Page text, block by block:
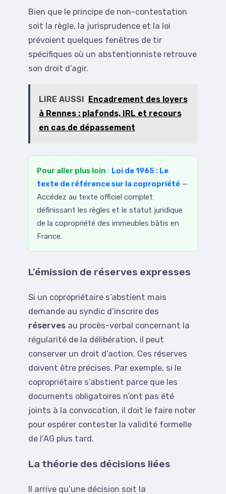
Bien que le principe de non-contestation
soit la règle, la jurisprudence et la loi
prévoient quelques fenêtres de tir
spécifiques où un abstentionniste retrouve
son droit d’agir.
LIRE AUSSI
Encadrement des loyers
à Rennes : plafonds, IRL et recours
en cas de dépassement
Pour aller plus loin : Loi de 1965 : Le
texte de référence sur la copropriété —
Accédez au texte officiel complet
définissant les règles et le statut juridique
de la copropriété des immeubles bâtis en
France.
L’émission de réserves expresses
Si un copropriétaire s’abstient mais
demande au syndic d’inscrire des
réserves au procès-verbal concernant la
régularité de la délibération, il peut
conserver un droit d’action. Ces réserves
doivent être précises. Par exemple, si le
copropriétaire s’abstient parce que les
documents obligatoires n’ont pas été
joints à la convocation, il doit le faire noter
pour espérer contester la validité formelle
de l’AG plus tard.
La théorie des décisions liées
Il arrive qu’une décision soit la